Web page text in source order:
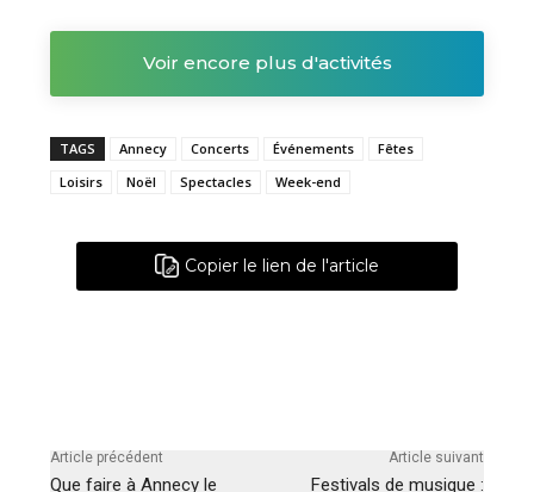
Voir encore plus d'activités
TAGS Annecy Concerts Événements
Fêtes
Loisirs
Noël Spectacles Week-end
Copier le lien de l'article
Article précédent
Que faire à Annecy le
Article suivant
Festivals de musique :